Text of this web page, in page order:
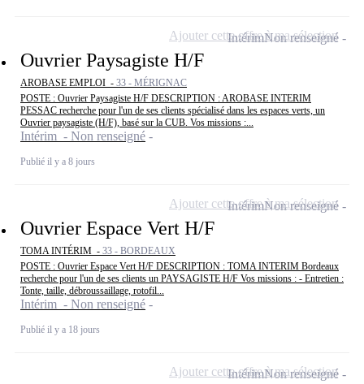
Ouvrier Paysagiste H/F
AROBASE EMPLOI - 33 - MÉRIGNAC
POSTE : Ouvrier Paysagiste H/F DESCRIPTION : AROBASE INTERIM
PESSAC recherche pour l'un de ses clients spécialisé dans les espaces verts, un
Ouvrier paysagiste (H/F), basé sur la CUB. Vos missions :...
Intérim - Non renseigné
Publié il y a 8 jours
IntérimNon renseigné
Ajouter cette offre à ma sélection
Ouvrier Espace Vert H/F
TOMA INTÉRIM - 33 - BORDEAUX
POSTE : Ouvrier Espace Vert H/F DESCRIPTION : TOMA INTERIM Bordeaux
recherche pour l'un de ses clients un PAYSAGISTE H/F Vos missions : - Entretien :
Tonte, taille, débroussaillage, rotofil...
Intérim - Non renseigné
Publié il y a 18 jours
IntérimNon renseigné
Ajouter cette offre à ma sélection
IntérimNon renseigné
Ajouter cette offre à ma sélection